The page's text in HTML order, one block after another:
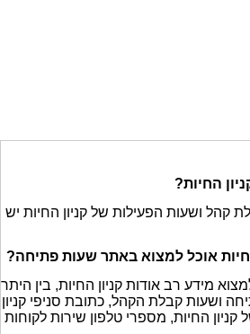
החיות?
קהל ושעות הפעילות של קניון החיות יש
אוכל למצוא באתר שעות פתיחה?
מידע רב אודות קניון החיות, בין היתר
ושעות קבלת הקהל, כתובת סניפי קניון
החיות, מספרי טלפון שירות לקוחות